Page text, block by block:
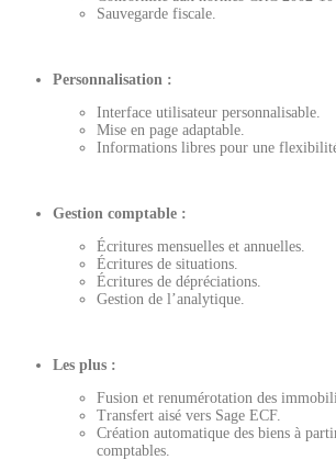
Sauvegarde fiscale.
Personnalisation :
Interface utilisateur personnalisable.
Mise en page adaptable.
Informations libres pour une
Gestion comptable :
Écritures mensuelles et annuelles.
Écritures de situations.
Écritures de dépréciations.
Gestion de l’analytique.
Les plus :
Fusion et renumérotation des
Transfert aisé vers Sage ECF.
Création automatique des biens à
comptables.